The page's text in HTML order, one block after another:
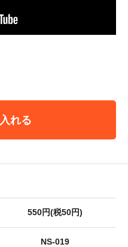
れる
550円(税50円)
NS-019